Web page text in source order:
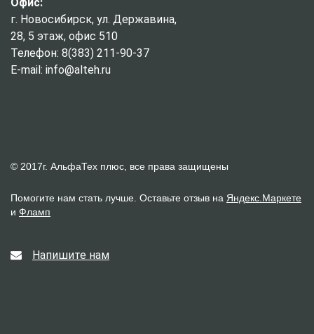
г. Новосибирск, ул. Державина,
28, 5 этаж, офис 510
Телефон: 8(383) 211-90-37
E-mail: info@alteh.ru
© 2017г. АльфаТех плюс, все права защищены
Помогите нам стать лучше. Оставьте отзыв на Яндекс.Маркете
и Фламп
Напишите нам